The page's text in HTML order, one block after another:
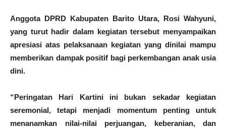
Anggota DPRD Kabupaten Barito Utara, Rosi Wahyuni,
yang turut hadir dalam kegiatan tersebut menyampaikan
apresiasi atas pelaksanaan kegiatan yang dinilai mampu
memberikan dampak positif bagi perkembangan anak usia
dini.
“Peringatan Hari Kartini ini bukan sekadar kegiatan
seremonial, tetapi menjadi momentum penting untuk
menanamkan nilai-nilai perjuangan, keberanian, dan